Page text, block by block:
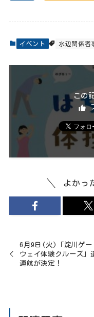
イベント 水辺関係者
この
よかっ
6月9日(火)「淀川ゲー
ウェイ体験クルーズ」
運航が決定！